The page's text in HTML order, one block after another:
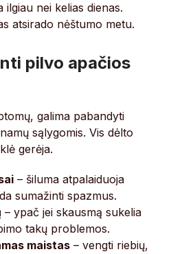
ilgiau nei kelias dienas.
atsirado nėštumo metu.
pilvo apačios
galima pabandyti
sąlygomis. Vis dėlto
gerėja.
– šiluma atpalaiduoja
sumažinti spazmus.
– ypač jei skausmą sukelia
takų problemos.
maistas – vengti riebių,